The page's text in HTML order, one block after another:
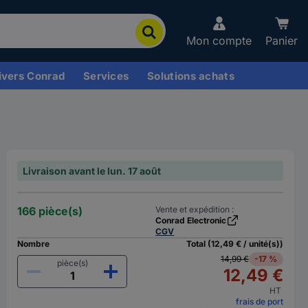
Mon compte Panier
Conrad Services Solutions achats
Livraison avant le lun. 17 août
166 pièce(s)
Vente et expédition :
Conrad Electronic
CGV
Nombre
pièce(s)
Total (12,49 € / unité(s))
14,99 €
-17 %
12,49 €
HT
frais de port